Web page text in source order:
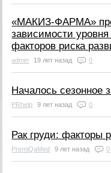
«МАКИЗ-ФАРМА»
зависимости
факторов риска
admin 19 лет назад 0
Началось сезонное
PRhelp 9 лет назад 0
Рак груди: факторы
PremiQaMed 9 лет назад 0